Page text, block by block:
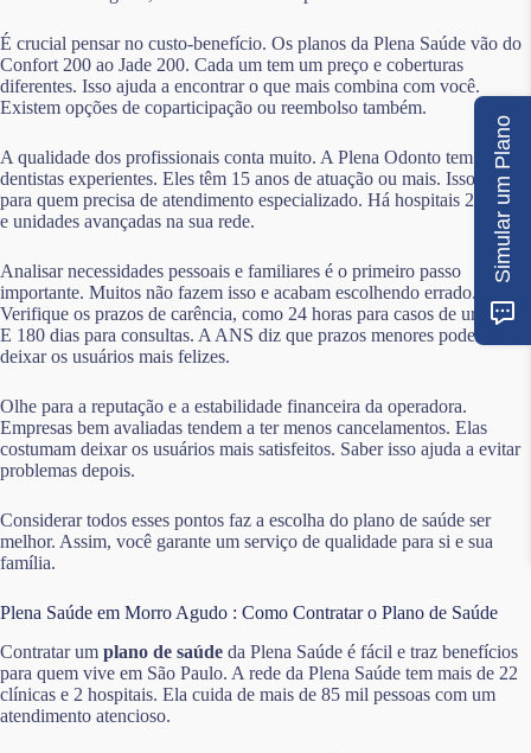
É crucial pensar no custo-benefício. Os planos da Plena Saúde vão do
Confort 200 ao Jade 200. Cada um tem um preço e coberturas
diferentes. Isso ajuda a encontrar o que mais combina com você.
Existem opções de coparticipação ou reembolso também.
A qualidade dos profissionais conta muito. A Plena Odonto tem
dentistas experientes. Eles têm 15 anos de atuação ou mais. Isso é bom
para quem precisa de atendimento especializado. Há hospitais 24 horas
e unidades avançadas na sua rede.
Analisar necessidades pessoais e familiares é o primeiro passo
importante. Muitos não fazem isso e acabam escolhendo errado.
Verifique os prazos de carência, como 24 horas para casos de urgência.
E 180 dias para consultas. A ANS diz que prazos menores podem
deixar os usuários mais felizes.
Olhe para a reputação e a estabilidade financeira da operadora.
Empresas bem avaliadas tendem a ter menos cancelamentos. Elas
costumam deixar os usuários mais satisfeitos. Saber isso ajuda a evitar
problemas depois.
Considerar todos esses pontos faz a escolha do plano de saúde ser
melhor. Assim, você garante um serviço de qualidade para si e sua
família.
Plena Saúde em Morro Agudo : Como Contratar o Plano de Saúde
Contratar um plano de saúde da Plena Saúde é fácil e traz benefícios
para quem vive em São Paulo. A rede da Plena Saúde tem mais de 22
clínicas e 2 hospitais. Ela cuida de mais de 85 mil pessoas com um
atendimento atencioso.
Simular um Plano